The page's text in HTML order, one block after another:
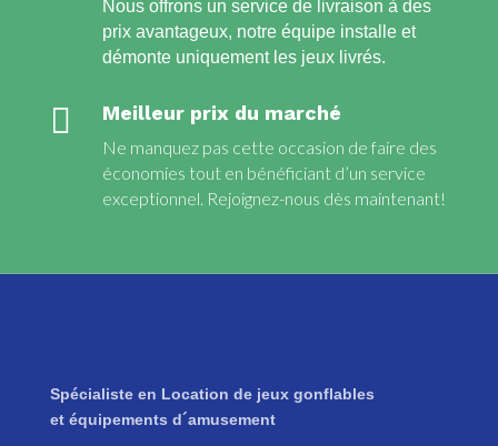
Nous offrons un service de livraison à des
prix avantageux, notre équipe installe et
démonte uniquement les jeux livrés.
 Meilleur prix du marché
Ne manquez pas cette occasion de faire des
économies tout en bénéficiant d’un service
exceptionnel. Rejoignez-nous dès maintenant!
Spécialiste en Location de jeux gonflables
et équipements d´amusement